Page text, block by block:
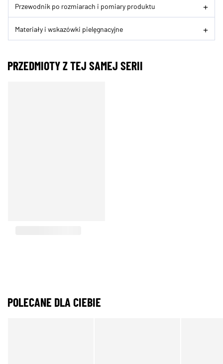
Przewodnik po rozmiarach i pomiary produktu
Materiały i wskazówki pielęgnacyjne
PRZEDMIOTY Z TEJ SAMEJ SERII
POLECANE DLA CIEBIE